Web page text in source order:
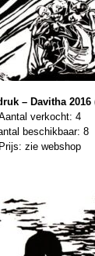
– Davitha 2016
verkocht: 4
beschikbaar: 8
Prijs: zie webshop